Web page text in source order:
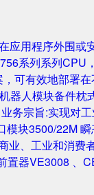
用程序外围
系列系列
可有效地部署
人模块备件
务宗旨:实现对
块3500/22M
业、工业和消
置器VE3008